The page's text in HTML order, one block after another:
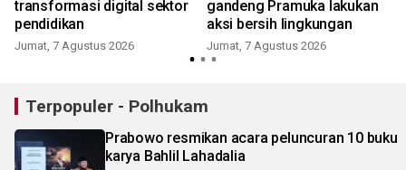
transformasi digital sektor
pendidikan
Jumat, 7 Agustus 2026
gandeng Pramuka lakukan
aksi bersih lingkungan
Jumat, 7 Agustus 2026
Terpopuler - Polhukam
Prabowo resmikan acara peluncuran 10 buku
karya Bahlil Lahadalia